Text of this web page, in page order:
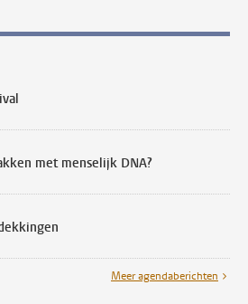
met menselijk DNA?
Meer agendaberichten